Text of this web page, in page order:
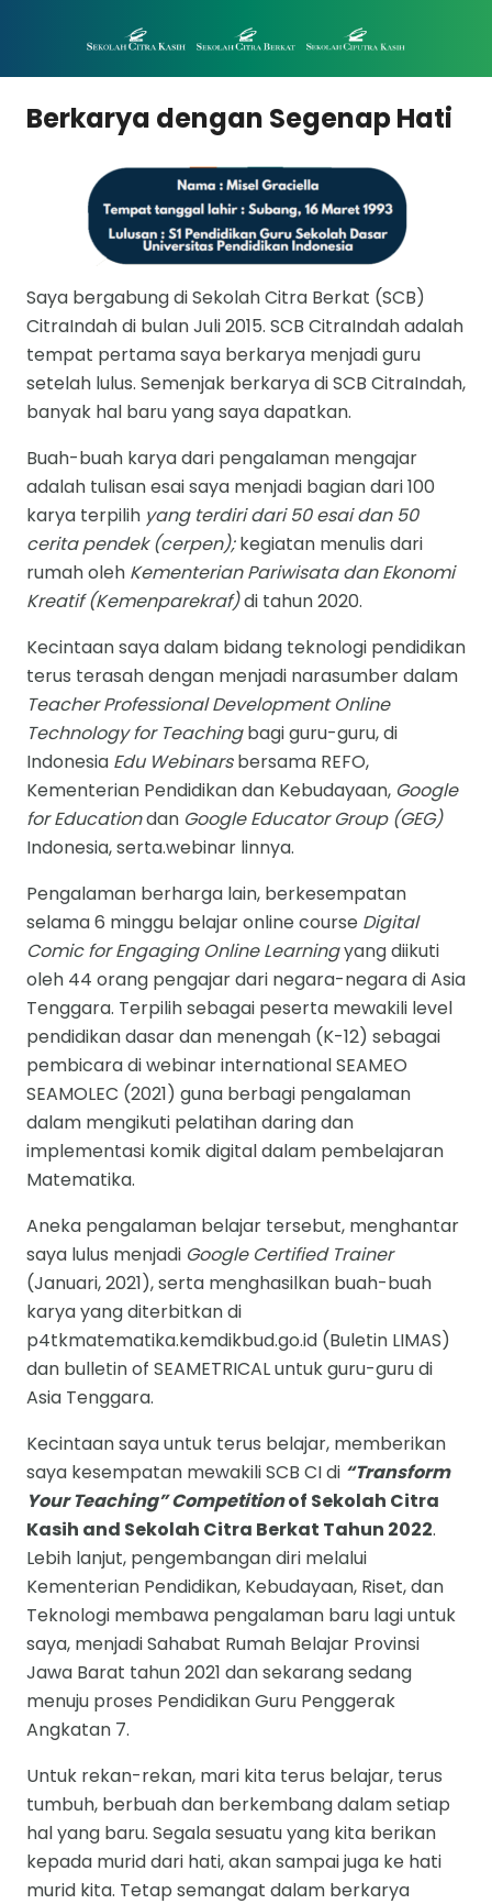
Berkarya dengan Segenap Hati
Saya bergabung di Sekolah Citra Berkat (SCB)
CitraIndah di bulan Juli 2015. SCB CitraIndah adalah
tempat pertama saya berkarya menjadi guru
setelah lulus. Semenjak berkarya di SCB CitraIndah,
banyak hal baru yang saya dapatkan.
Buah-buah karya dari pengalaman mengajar
adalah tulisan esai saya menjadi bagian dari 100
karya terpilih yang terdiri dari 50 esai dan 50
cerita pendek (cerpen);kegiatan menulis dari
rumah oleh Kementerian Pariwisata dan Ekonomi
Kreatif (Kemenparekraf)di tahun 2020.
Kecintaan saya dalam bidang teknologi pendidikan
terus terasah dengan menjadi narasumber dalam
Teacher Professional Development Online
Technology for Teachingbagi guru-guru, di
Indonesia Edu Webinarsbersama REFO,
Kementerian Pendidikan dan Kebudayaan, Google
for Educationdan Google Educator Group (GEG)
Indonesia, serta.webinar linnya.
Pengalaman berharga lain, berkesempatan
selama 6 minggu belajar online course Digital
Comic for Engaging Online Learningyang diikuti
oleh 44 orang pengajar dari negara-negara di Asia
Tenggara. Terpilih sebagai peserta mewakili level
pendidikan dasar dan menengah (K-12) sebagai
pembicara di webinar international SEAMEO
SEAMOLEC (2021) guna berbagi pengalaman
dalam mengikuti pelatihan daring dan
implementasi komik digital dalam pembelajaran
Matematika.
Aneka pengalaman belajar tersebut, menghantar
saya lulus menjadi Google Certified Trainer
(Januari, 2021), serta menghasilkan buah-buah
karya yang diterbitkan di
p4tkmatematika.kemdikbud.go.id (Buletin LIMAS)
dan bulletin of SEAMETRICAL untuk guru-guru di
Asia Tenggara.
Kecintaan saya untuk terus belajar, memberikan
saya kesempatan mewakili SCB CI di “Transform
Your Teaching” Competitionof Sekolah Citra
Kasih and Sekolah Citra Berkat Tahun 2022.
Lebih lanjut, pengembangan diri melalui
Kementerian Pendidikan, Kebudayaan, Riset, dan
Teknologi membawa pengalaman baru lagi untuk
saya, menjadi Sahabat Rumah Belajar Provinsi
Jawa Barat tahun 2021 dan sekarang sedang
menuju proses Pendidikan Guru Penggerak
Angkatan 7.
Untuk rekan-rekan, mari kita terus belajar, terus
tumbuh, berbuah dan berkembang dalam setiap
hal yang baru. Segala sesuatu yang kita berikan
kepada murid dari hati, akan sampai juga ke hati
murid kita. Tetap semangat dalam berkarya